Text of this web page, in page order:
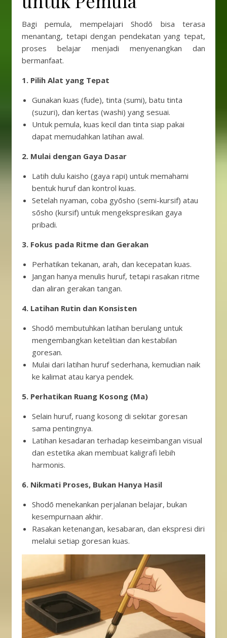
Bagi pemula, mempelajari Shodō bisa terasa
menantang, tetapi dengan pendekatan yang tepat,
proses belajar menjadi menyenangkan dan
bermanfaat.
1. Pilih Alat yang Tepat
Gunakan kuas (fude), tinta (sumi), batu tinta
(suzuri), dan kertas (washi) yang sesuai.
Untuk pemula, kuas kecil dan tinta siap pakai
dapat memudahkan latihan awal.
2. Mulai dengan Gaya Dasar
Latih dulu kaisho (gaya rapi) untuk memahami
bentuk huruf dan kontrol kuas.
Setelah nyaman, coba gyōsho (semi-kursif) atau
sōsho (kursif) untuk mengekspresikan gaya
pribadi.
3. Fokus pada Ritme dan Gerakan
Perhatikan tekanan, arah, dan kecepatan kuas.
Jangan hanya menulis huruf, tetapi rasakan ritme
dan aliran gerakan tangan.
4. Latihan Rutin dan Konsisten
Shodō membutuhkan latihan berulang untuk
mengembangkan ketelitian dan kestabilan
goresan.
Mulai dari latihan huruf sederhana, kemudian naik
ke kalimat atau karya pendek.
5. Perhatikan Ruang Kosong (Ma)
Selain huruf, ruang kosong di sekitar goresan
sama pentingnya.
Latihan kesadaran terhadap keseimbangan visual
dan estetika akan membuat kaligrafi lebih
harmonis.
6. Nikmati Proses, Bukan Hanya Hasil
Shodō menekankan perjalanan belajar, bukan
kesempurnaan akhir.
Rasakan ketenangan, kesabaran, dan ekspresi diri
melalui setiap goresan kuas.